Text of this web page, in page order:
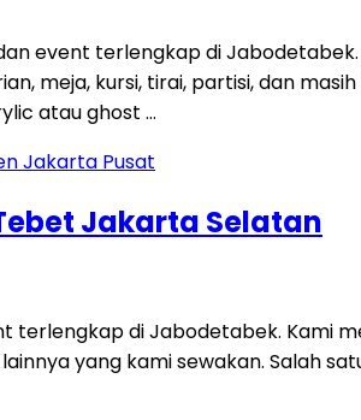
event terlengkap di
meja, kursi, tirai, partisi, dan
atau ghost …
Jakarta Selatan
terlengkap di Jabodetabek. Kami
yang kami sewakan. Salah